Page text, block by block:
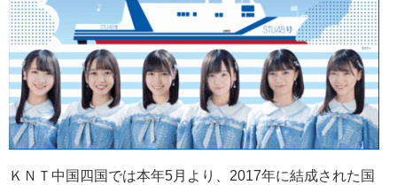
ＫＮＴ中国四国では本年5月より、2017年に結成された国